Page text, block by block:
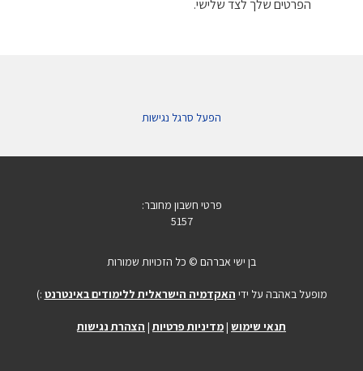
הפרטים שלך לצד שלישי.
הפעל סרגל נגישות
פרטי חשבון מחובר:
5157
בן ישי אברהם © כל הזכויות שמורות
מופעל באהבה על ידי האקדמיה הישראלית ללימודים באינטרנט :)
תנאי שימוש | מדיניות פרטיות| הצהרת נגישות